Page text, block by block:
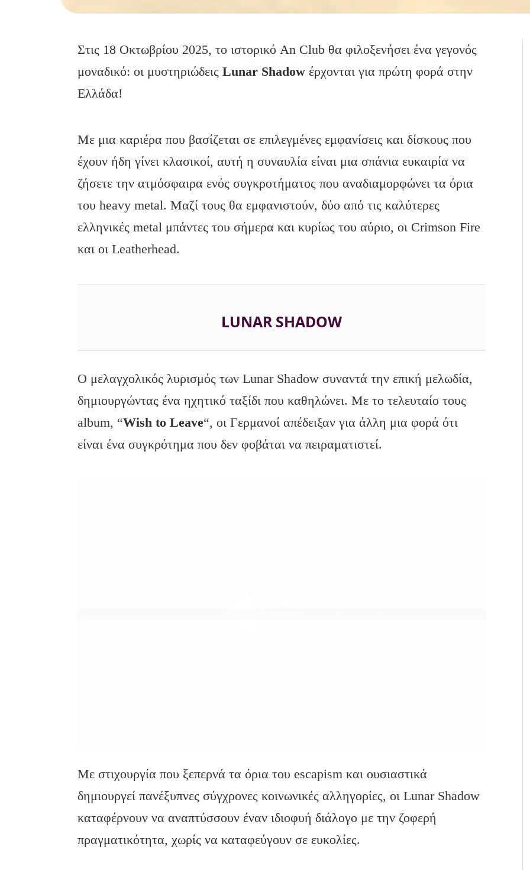
Στις 18 Οκτωβρίου 2025, το ιστορικό An Club θα φιλοξενήσει ένα γεγονός
μοναδικό: οι μυστηριώδειςLunar Shadow έρχονται για πρώτη φορά στην
Ελλάδα!
Με μια καριέρα που βασίζεται σε επιλεγμένες εμφανίσεις και δίσκους που
έχουν ήδη γίνει κλασικοί, αυτή η συναυλία είναι μια σπάνια ευκαιρία να
ζήσετε την ατμόσφαιρα ενός συγκροτήματος που αναδιαμορφώνει τα όρια
του heavy metal. Μαζί τους θα εμφανιστούν, δύο από τις καλύτερες
ελληνικές metal μπάντες του σήμερα και κυρίως του αύριο, οι Crimson Fire
και οι Leatherhead.
LUNAR SHADOW
Ο μελαγχολικός λυρισμός των Lunar Shadow συναντά την επική μελωδία,
δημιουργώντας ένα ηχητικό ταξίδι που καθηλώνει. Με το τελευταίο τους
album, “Wish to Leave“, οι Γερμανοί απέδειξαν για άλλη μια φορά ότι
είναι ένα συγκρότημα που δεν φοβάται να πειραματιστεί.
Με στιχουργία που ξεπερνά τα όρια του escapism και ουσιαστικά
δημιουργεί πανέξυπνες σύγχρονες κοινωνικές αλληγορίες, οι Lunar Shadow
καταφέρνουν να αναπτύσσουν έναν ιδιοφυή διάλογο με την ζοφερή
πραγματικότητα, χωρίς να καταφεύγουν σε ευκολίες.